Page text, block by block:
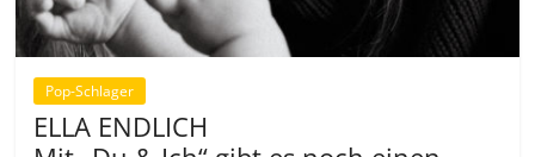
Pop-Schlager
ELLA ENDLICH